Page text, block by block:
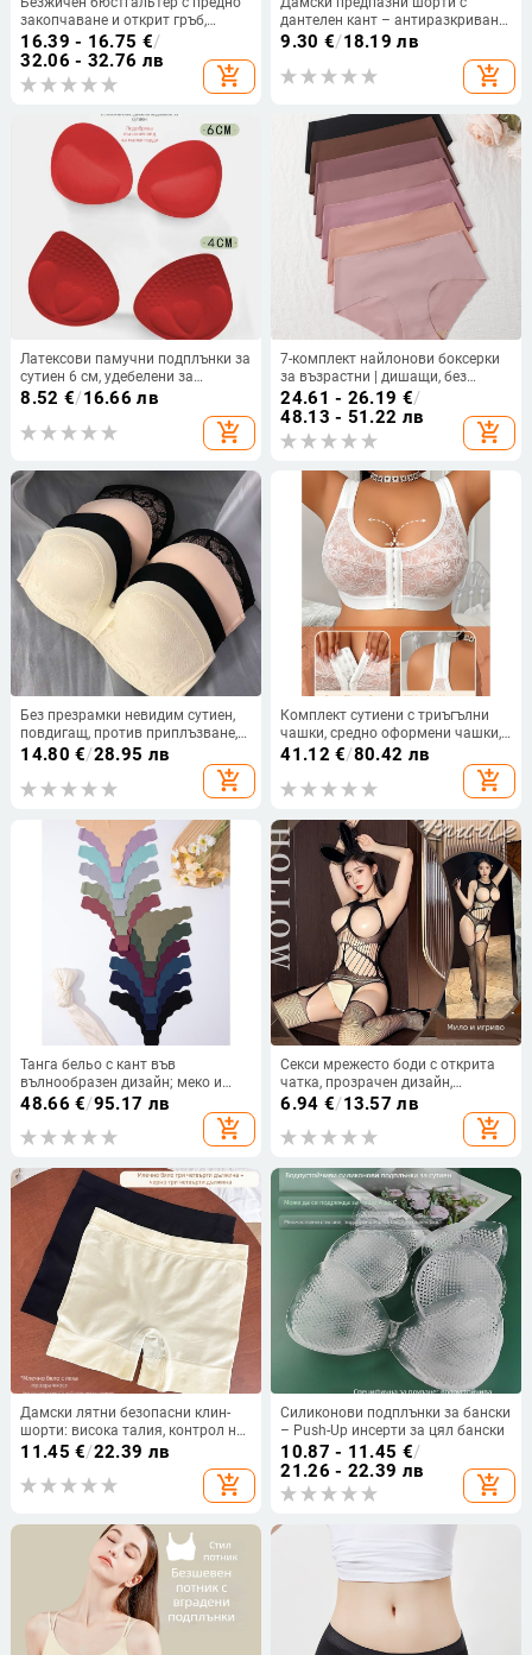
закопчаване и открит гръб,
дишащ и удобен; чашка 3/4 с
чаши от спондж; основна
материя: нейлон с 50–70%
еластан; подплата: еластан 30–
16.39 - 16.75 €/
32.06 - 32.76 лв
add_shopping_cart
дантелен кант – антиразкриване,
средно повдигната талия,
подплата от ледено копринено,
93% полиестер, проста тъкан
9.30 €/18.19 лв
add_shopping_cart
Латексови памучни подплънки за
сутиен 6 см, удебелени за
събиране на малък бюст,
подчертаващи красотата на
гърба, резервни гъбени вложки,
8.52 €/16.66 лв
add_shopping_cart
7-комплект найлонови боксерки
за възрастни | дишащи, без
следи, повдигащи талията |
основна материя: нейлон;
състав: 70–80% нейлон;
вътрешна част: памук; модел:
височина
24.61 - 26.19 €/
48.13 - 51.22 лв
add_shopping_cart
Без презрамки невидим сутиен,
повдигащ, против приплъзване,
тънък бандео стил за жените
14.80 €/28.95 лв
add_shopping_cart
Комплект сутиени с триъгълни
чашки, средно оформени чашки,
акрилна основна материя,
41.12 €/80.42 лв
add_shopping_cart
Танга бельо с кант във
вълнообразен дизайн; меко и
дишащо; ниска талия; U-образна
форма; 100% основен плат.
48.66 €/95.17 лв
add_shopping_cart
Секси мрежесто боди с открита
чатка, прозрачен дизайн,
комплект с чорапи, женски,
полиестер 80–90%, пуснат на
пазара пролет 2025
6.94 €/13.57 лв
add_shopping_cart
Дамски лятни безопасни клин-
шорти: висока талия, контрол на
корема, безшевни, едно парче,
11.45 €/22.39 лв
add_shopping_cart
Силиконови подплънки за бански
– Push-Up инсерти за цял бански
10.87 - 11.45 €/
21.26 - 22.39 лв
add_shopping_cart